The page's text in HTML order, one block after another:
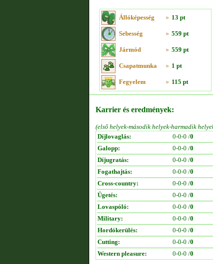
Állóképesség » 13 pt
Sebesség » 559 pt
Jármód » 559 pt
Csapatmunka » 1 pt
Fegyelem » 115 pt
Karrier és eredmények:
(első helyek-második helyek-harmadik
Díjlovaglás:
0-0-0 /0
Galopp:
0-0-0 /0
Díjugratás:
0-0-0 /0
Fogathajtás:
0-0-0 /0
Cross-country:
0-0-0 /0
Ügetés:
0-0-0 /0
Lovaspóló:
0-0-0 /0
Military:
0-0-0 /0
Hordókerülés:
0-0-0 /0
Cutting:
0-0-0 /0
Western pleasure:
0-0-0 /0